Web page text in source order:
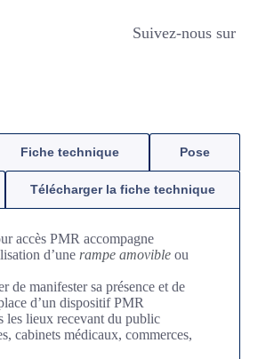
Suivez-nous sur
Fiche technique Pose
Télécharger la fiche technique
accès PMR accompagne
d’une rampe amovible ou
de manifester sa présence et de
d’un dispositif PMR
les lieux recevant du public
cabinets médicaux, commerces,